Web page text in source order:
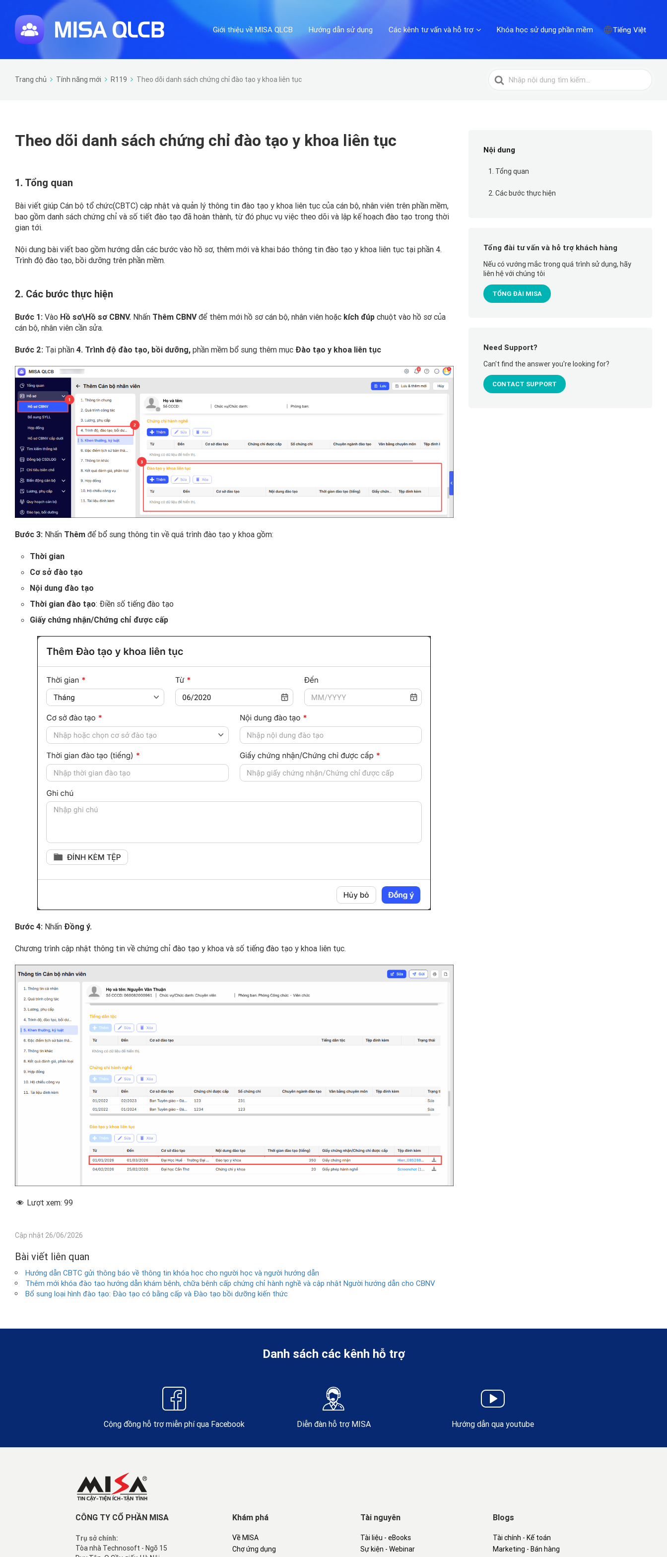
Giới thiệu về MISA QLCB Hướng dẫn sử dụng Các kênh tư vấn và hỗ trợ Khóa học sử dụng phần mềm Tiếng Việt
Trang chủ Tính năng mới R119 Theo dõi danh sách chứng chỉ đào tạo y khoa liên tục
Tìm
kiếm
Theo dõi danh sách chứng chỉ đào tạo y khoa liên tục
1. Tổng quan
Bài viết giúp Cán bộ tổ chức(CBTC) cập nhật và quản lý thông tin đào tạo y khoa liên tục của cán bộ, nhân viên trên phần mềm,
bao gồm danh sách chứng chỉ và số tiết đào tạo đã hoàn thành, từ đó phục vụ việc theo dõi và lập kế hoạch đào tạo trong thời
gian tới.
Nội dung bài viết bao gồm hướng dẫn các bước vào hồ sơ, thêm mới và khai báo thông tin đào tạo y khoa liên tục tại phần 4.
Trình độ đào tạo, bồi dưỡng trên phần mềm.
2. Các bước thực hiện
Bước 1: Vào Hồ sơ\Hồ sơ CBNV. Nhấn Thêm CBNVđể thêm mới hồ sơ cán bộ, nhân viên hoặc kích đúp chuột vào hồ sơ của
cán bộ, nhân viên cần sửa.
Bước 2: Tại phần 4. Trình độ đào tạo, bồi dưỡng, phần mềm bổ sung thêm mục Đào tạo y khoa liên tục
Bước 3: Nhấn Thêm để bổ sung thông tin về quá trình đào tạo y khoa gồm:
Thời gian
Cơ sở đào tạo
Nội dung đào tạo
Thời gian đào tạo: Điền số tiếng đào tạo
Giấy chứng nhận/Chứng chỉ được cấp
Bước 4: Nhấn Đồng ý.
Chương trình cập nhật thông tin về chứng chỉ đào tạo y khoa và số tiếng đào tạo y khoa liên tục.
Lượt xem: 99
Cập nhật 26/06/2026
Bài viết liên quan
Hướng dẫn CBTC gửi thông báo về thông tin khóa học cho người học và người hướng dẫn
Thêm mới khóa đào tạo hướng dẫn khám bệnh, chữa bệnh cấp chứng chỉ hành nghề và cập nhật Người hướng dẫn cho CBNV
Bổ sung loại hình đào tạo: Đào tạo có bằng cấp và Đào tạo bồi dưỡng kiến thức
Nội dung
1. Tổng quan
2. Các bước thực hiện
Tổng đài tư vấn và hỗ trợ khách hàng
Nếu có vướng mắc trong quá trình sử dụng, hãy
liên hệ với chúng tôi
TỔNG ĐÀI MISA
Need Support?
Can't find the answer you're looking for?
CONTACT SUPPORT
Danh sách các kênh hỗ trợ
Cộng đồng hỗ trợ miễn phí qua Facebook Diễn đàn hỗ trợ MISA Hướng dẫn qua youtube
CÔNG TY CỔ PHẦN MISA
Trụ sở chính:
Tòa nhà Technosoft - Ngõ 15
Khám phá
Về MISA
Chợ ứng dụng
Tài nguyên
Tài liệu - eBooks
Sự kiện - Webinar
Blogs
Tài chính - Kế toán
Marketing - Bán hàng